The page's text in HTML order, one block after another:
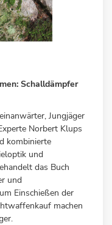
Schalldämpfer
Jungjäger
Norbert Klups
kombinierte
und
das Buch
und
Einschießen der
machen